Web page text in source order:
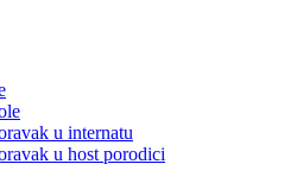
u internatu
u host porodici